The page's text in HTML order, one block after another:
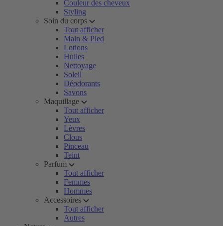
Couleur des cheveux
Styling
Soin du corps
Tout afficher
Main & Pied
Lotions
Huiles
Nettoyage
Soleil
Déodorants
Savons
Maquillage
Tout afficher
Yeux
Lèvres
Clous
Pinceau
Teint
Parfum
Tout afficher
Femmes
Hommes
Accessoires
Tout afficher
Autres